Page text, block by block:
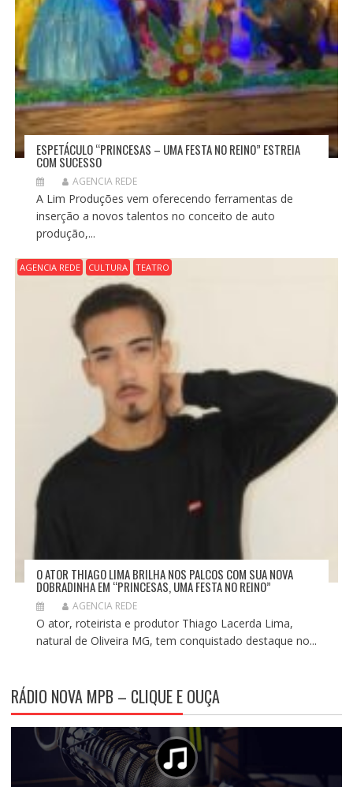
ESPETÁCULO “PRINCESAS – UMA FESTA NO REINO” ESTREIA
COM SUCESSO
AGENCIA REDE
A Lim Produções vem oferecendo ferramentas de
inserção a novos talentos no conceito de auto
produção,...
AGENCIA REDE CULTURA TEATRO
O ATOR THIAGO LIMA BRILHA NOS PALCOS COM SUA NOVA
DOBRADINHA EM “PRINCESAS, UMA FESTA NO REINO”
AGENCIA REDE
O ator, roteirista e produtor Thiago Lacerda Lima,
natural de Oliveira MG, tem conquistado destaque no...
RÁDIO NOVA MPB – CLIQUE E OUÇA